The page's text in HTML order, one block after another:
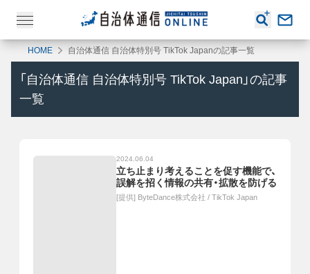
HOME 自治体通信 自治体特別号 TikTok Japanの記事一覧
「 自治体通信 自治体特別号 TikTok Japan 」の記事
一覧
2024.06.04
立ち止まり考えることを促す機能で、
誤解を招く情報の共有・拡散を防げる
[提供] ByteDance株式会社 / TikTok Japan